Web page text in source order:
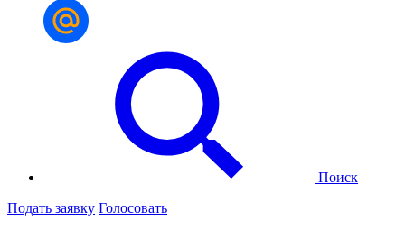
Поиск
Подать заявку Голосовать